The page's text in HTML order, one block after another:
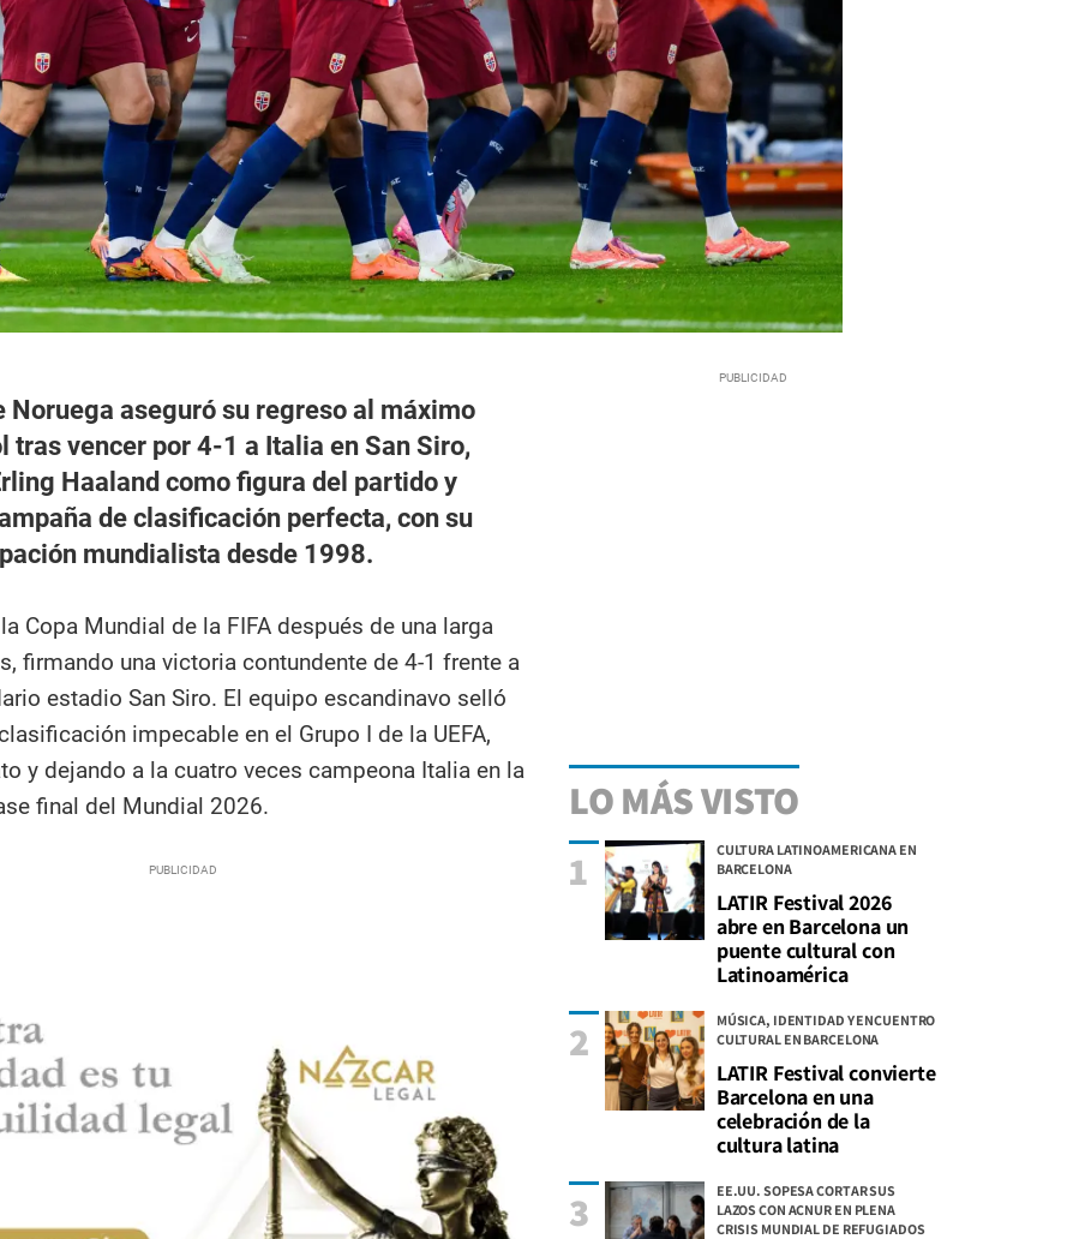
Noruega aseguró su regreso al máximo
tras vencer por 4-1 a Italia en San Siro,
Haaland como figura del partido y
de clasificación perfecta, con su
mundialista desde 1998.
Copa Mundial de la FIFA después de una larga
firmando una victoria contundente de 4-1 frente a
estadio San Siro. El equipo escandinavo selló
impecable en el Grupo I de la UEFA,
y dejando a la cuatro veces campeona Italia en la
final del Mundial 2026.​
LO MÁS VISTO
CULTURA LATINOAMERICANA EN
BARCELONA
LATIR Festival 2026
abre en Barcelona un
puente cultural con
Latinoamérica
1
MÚSICA, IDENTIDAD Y ENCUENTRO
CULTURAL EN BARCELONA
LATIR Festival convierte
Barcelona en una
celebración de la
cultura latina
2
EE.UU. SOPESA CORTAR SUS
LAZOS CON ACNUR EN PLENA
CRISIS MUNDIAL DE REFUGIADOS
3